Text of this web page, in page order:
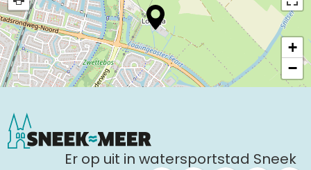
+
−
Er op uit in watersportstad Sneek